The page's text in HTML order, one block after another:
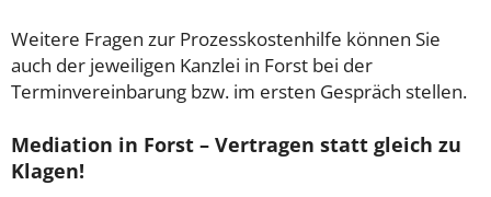
Weitere Fragen zur Prozesskostenhilfe können Sie
auch der jeweiligen Kanzlei in Forst bei der
Terminvereinbarung bzw. im ersten Gespräch stellen.
Mediation in Forst – Vertragen statt gleich zu
Klagen!